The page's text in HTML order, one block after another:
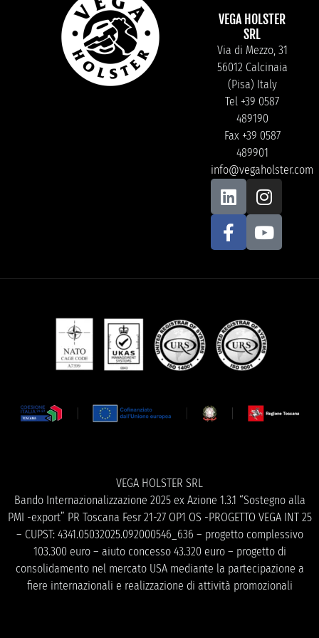
VEGA HOLSTER
SRL
Via di Mezzo, 31
56012 Calcinaia
(Pisa) Italy
Tel +39 0587
489190
Fax +39 0587
489901
info@vegaholster.com
VEGA HOLSTER SRL
Bando Internazionalizzazione 2025 ex Azione 1.3.1 “Sostegno alla
PMI -export” PR Toscana Fesr 21-27 OP1 OS -PROGETTO VEGA INT 25
– CUPST: 4341.05032025.092000546_636 – progetto complessivo
103.300 euro – aiuto concesso 43.320 euro – progetto di
consolidamento nel mercato USA mediante la partecipazione a
fiere internazionali e realizzazione di attività promozionali